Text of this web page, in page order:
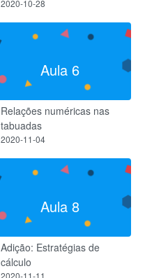
2020-10-28
Aula 6
Relações numéricas nas
tabuadas
2020-11-04
Aula 8
Adição: Estratégias de
cálculo
2020-11-11